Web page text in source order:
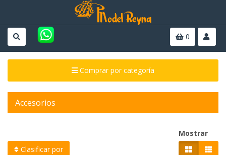
0
Comprar por categoría
Accesorios
Clasificar por
Mostrar